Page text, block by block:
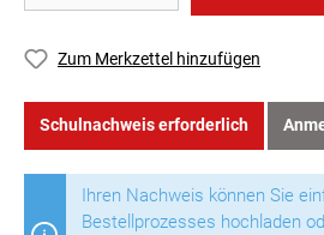
Zum Merkzettel hinzufügen
Schulnachweis erforderlich
Ihren Nachweis können Sie
Bestellprozesses hochladen